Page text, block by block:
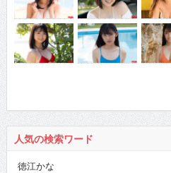
人気の検索ワード
徳江かな